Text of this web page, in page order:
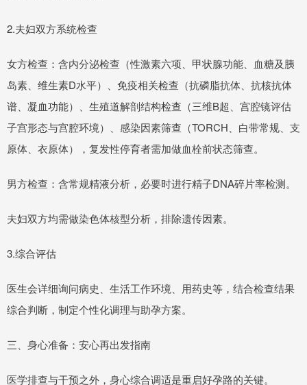
2.夫妇双方系统检查
女方检查：含内分泌检查（性激素六项、甲状腺功能、血糖及胰
岛素、维生素D水平）、免疫相关检查（抗磷脂抗体、抗核抗体
谱、凝血功能）、生殖道解剖结构检查（三维B超、宫腔镜评估
子宫形态与宫腔环境）、感染因素筛查（TORCH、白带常规、支
原体、衣原体），复发性停育者需加做血栓前状态筛查。
男方检查：含常规精液分析，必要时进行精子DNA碎片率检测。
夫妇双方均需做染色体核型分析，排除遗传因素。
3.综合评估
医生会详细询问病史、生活工作环境、用药史等，结合检查结果
综合判断，制定个性化调理与助孕方案。
三、身心准备：安心再出发指南
医学排查与干预之外，身心综合调适是重启好孕路的关键。